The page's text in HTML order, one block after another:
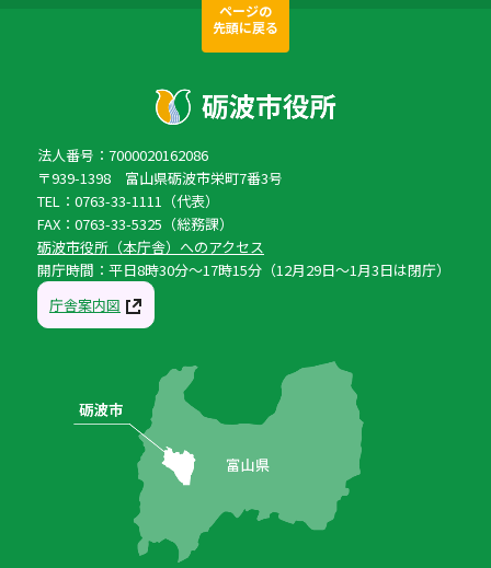
ページの
先頭に戻る
法人番号：7000020162086
〒939-1398 富山県砺波市栄町7番3号
TEL：0763-33-1111（代表）
FAX：0763-33-5325（総務課）
砺波市役所（本庁舎）へのアクセス
開庁時間：平日8時30分〜17時15分（12月29日〜1月3日は閉庁）
庁舎案内図